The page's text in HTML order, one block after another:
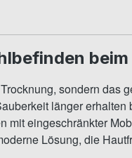
sondern
länger
mit eingeschränkter
Lösung, die